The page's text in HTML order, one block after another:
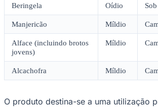
Beringela Oídio
Manjericão Míldio
Alface (incluindo brotos
jovens)
Míldio
Alcachofra Míldio
O produto destina-se a uma utilização